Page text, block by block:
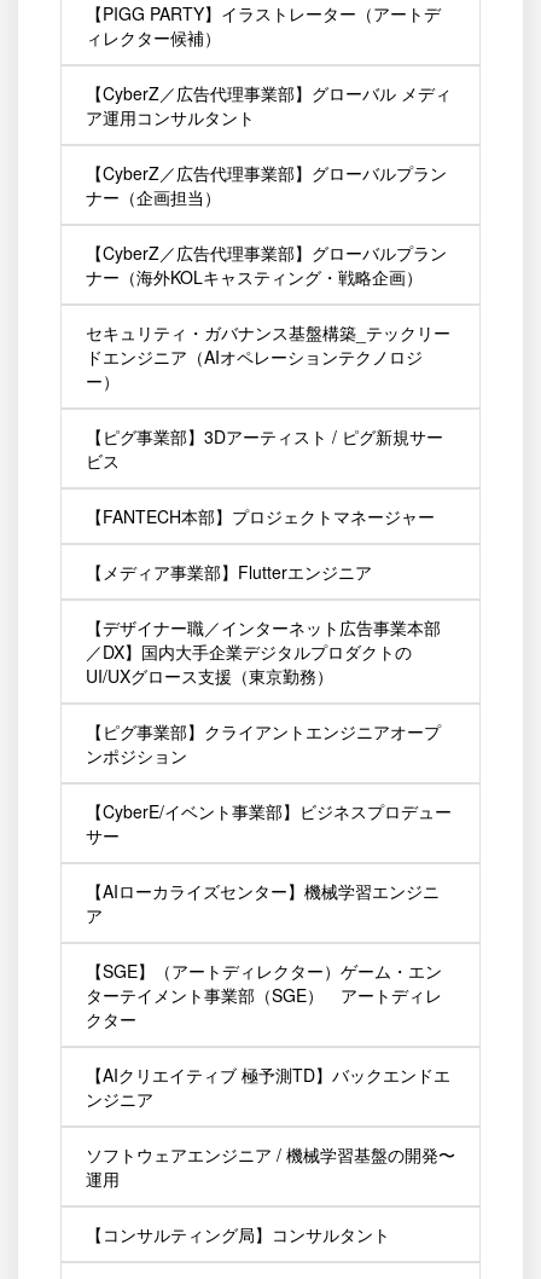
【PIGG PARTY】イラストレーター（アートデ
ィレクター候補）
【CyberZ／広告代理事業部】グローバル メディ
ア運用コンサルタント
【CyberZ／広告代理事業部】グローバルプラン
ナー（企画担当）
【CyberZ／広告代理事業部】グローバルプラン
ナー（海外KOLキャスティング・戦略企画）
セキュリティ・ガバナンス基盤構築_テックリー
ドエンジニア（AIオペレーションテクノロジ
ー）
【ピグ事業部】3Dアーティスト / ピグ新規サー
ビス
【FANTECH本部】プロジェクトマネージャー
【メディア事業部】Flutterエンジニア
【デザイナー職／インターネット広告事業本部
／DX】国内大手企業デジタルプロダクトの
UI/UXグロース支援（東京勤務）
【ピグ事業部】クライアントエンジニアオープ
ンポジション
【CyberE/イベント事業部】ビジネスプロデュー
サー
【AIローカライズセンター】機械学習エンジニ
ア
【SGE】（アートディレクター）ゲーム・エン
ターテイメント事業部（SGE） アートディレ
クター
【AIクリエイティブ 極予測TD】バックエンドエ
ンジニア
ソフトウェアエンジニア / 機械学習基盤の開発〜
運用
【コンサルティング局】コンサルタント